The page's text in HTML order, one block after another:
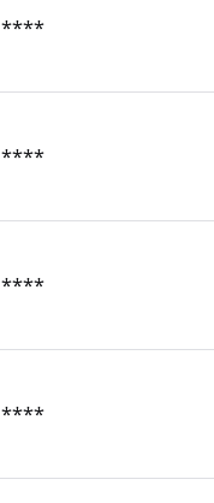
****
****
****
****